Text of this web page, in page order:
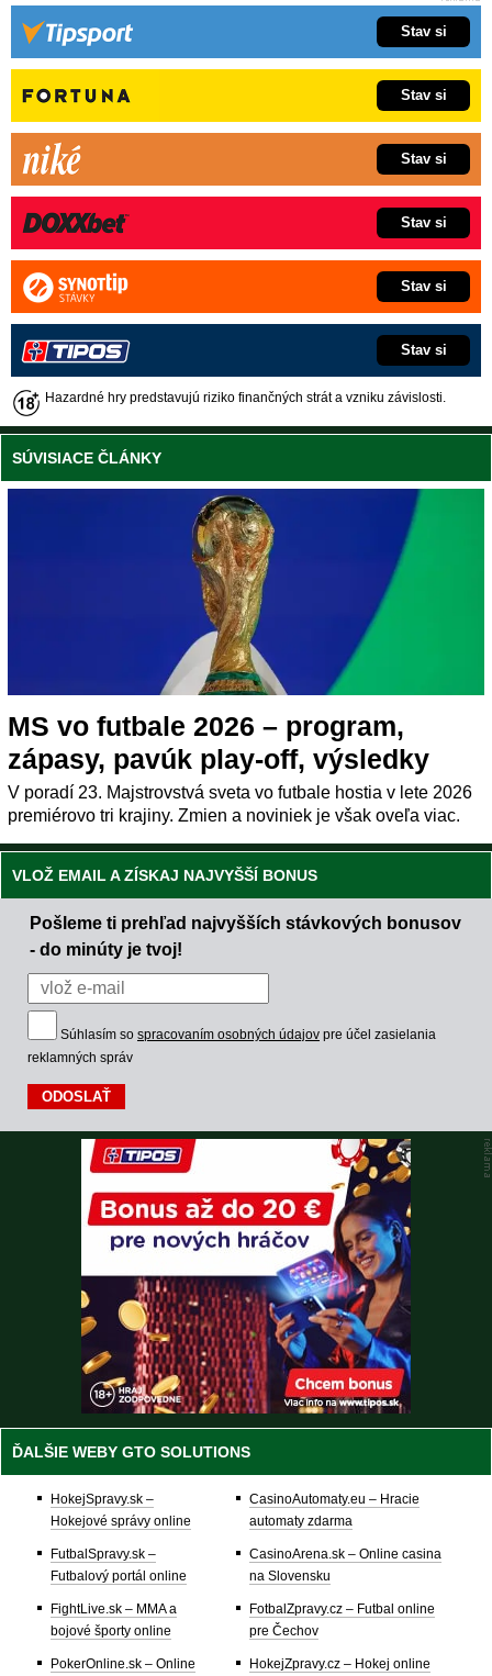
Stav si
Stav si
Stav si
Stav si
Stav si
Stav si
Hazardné hry predstavujú riziko finančných strát a vzniku závislosti.
SÚVISIACE ČLÁNKY
MS vo futbale 2026 – program,
zápasy, pavúk play-off, výsledky
V poradí 23. Majstrovstvá sveta vo futbale hostia v lete 2026
premiérovo tri krajiny. Zmien a noviniek je však oveľa viac.
VLOŽ EMAIL A ZÍSKAJ NAJVYŠŠÍ BONUS
Pošleme ti prehľad najvyšších stávkových bonusov
- do minúty je tvoj!
Súhlasím so spracovaním osobných údajov pre účel zasielania
reklamných správ
ĎALŠIE WEBY GTO SOLUTIONS
HokejSpravy.sk –
Hokejové správy online
FutbalSpravy.sk –
Futbalový portál online
FightLive.sk – MMA a
bojové športy online
PokerOnline.sk – Online
CasinoAutomaty.eu – Hracie
automaty zdarma
CasinoArena.sk – Online casina
na Slovensku
FotbalZpravy.cz – Futbal online
pre Čechov
HokejZpravy.cz – Hokej online